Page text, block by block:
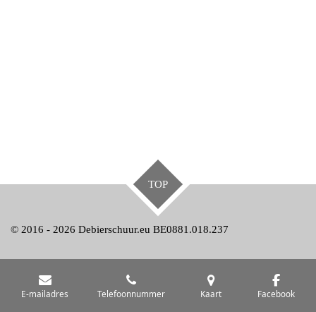
TOP
© 2016 - 2026 Debierschuur.eu BE0881.018.237
E-mailadres Telefoonnummer Kaart Facebook